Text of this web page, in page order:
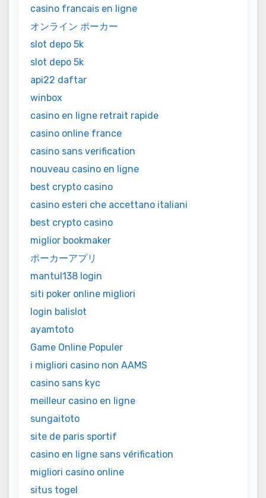
casino francais en ligne
オンライン ポーカー
slot depo 5k
slot depo 5k
api22 daftar
winbox
casino en ligne retrait rapide
casino online france
casino sans verification
nouveau casino en ligne
best crypto casino
casino esteri che accettano italiani
best crypto casino
miglior bookmaker
ポーカーアプリ
mantul138 login
siti poker online migliori
login balislot
ayamtoto
Game Online Populer
i migliori casino non AAMS
casino sans kyc
meilleur casino en ligne
sungaitoto
site de paris sportif
casino en ligne sans vérification
migliori casino online
situs togel